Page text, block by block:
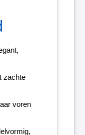
zachte
voren